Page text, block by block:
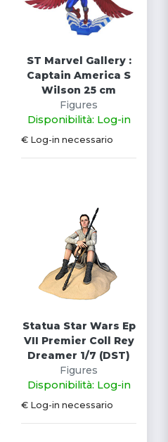
ST Marvel Gallery :
Captain America S
Wilson 25 cm
Figures
Disponibilità: Log-in
€ Log-in necessario
Statua Star Wars Ep
VII Premier Coll Rey
Dreamer 1/7 (DST)
Figures
Disponibilità: Log-in
€ Log-in necessario